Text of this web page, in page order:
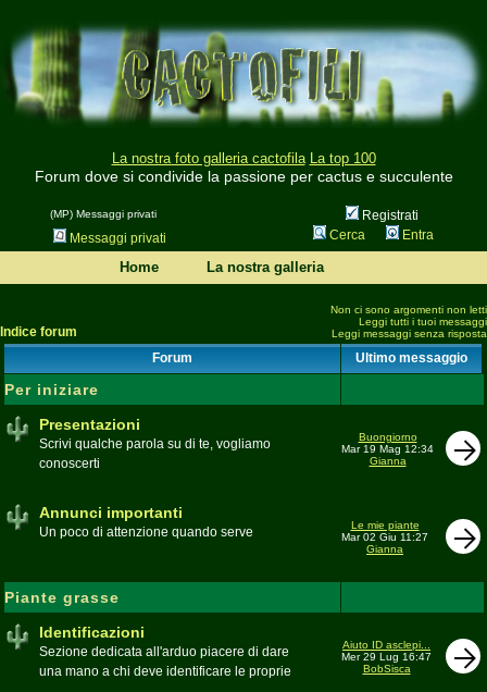
La nostra foto galleria cactofila La top 100
Forum dove si condivide la passione per cactus e succulente
(MP) Messaggi privati
Registrati
Messaggi privati
Cerca Entra
Home La nostra galleria
Indice forum
Non ci sono argomenti non letti
Leggi tutti i tuoi messaggi
Leggi messaggi senza risposta
Forum Ultimo messaggio
Per iniziare
Presentazioni
Scrivi qualche parola su di te, vogliamo
conoscerti
Buongiorno
Mar 19 Mag 12:34
Gianna
Annunci importanti
Un poco di attenzione quando serve
Le mie piante
Mar 02 Giu 11:27
Gianna
Piante grasse
Identificazioni
Sezione dedicata all'arduo piacere di dare
una mano a chi deve identificare le proprie
Aiuto ID asclepi...
Mer 29 Lug 16:47
BobSisca